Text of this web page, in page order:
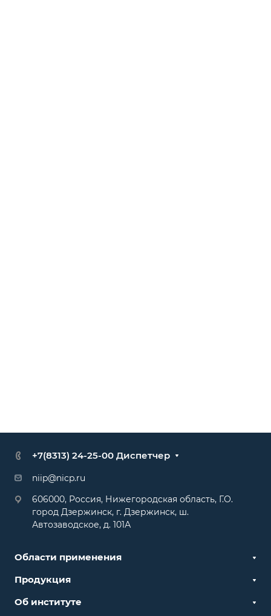
+7(8313) 24-25-00 Диспетчер
niip@nicp.ru
606000, Россия, Нижегородская область, Г.О.
город Дзержинск, г. Дзержинск, ш.
Автозаводское, д. 101А
Области применения
Продукция
Об институте